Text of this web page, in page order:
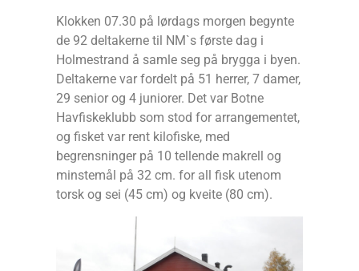
Klokken 07.30 på lørdags morgen begynte
de 92 deltakerne til NM`s første dag i
Holmestrand å samle seg på brygga i byen.
Deltakerne var fordelt på 51 herrer, 7 damer,
29 senior og 4 juniorer. Det var Botne
Havfiskeklubb som stod for arrangementet,
og fisket var rent kilofiske, med
begrensninger på 10 tellende makrell og
minstemål på 32 cm. for all fisk utenom
torsk og sei (45 cm) og kveite (80 cm).